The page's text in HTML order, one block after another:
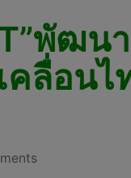
พัฒน
ลื่อนไ